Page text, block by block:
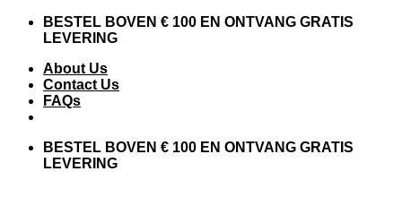
BESTEL BOVEN € 100 EN ONTVANG GRATIS
LEVERING
About Us
Contact Us
FAQs
BESTEL BOVEN € 100 EN ONTVANG GRATIS
LEVERING